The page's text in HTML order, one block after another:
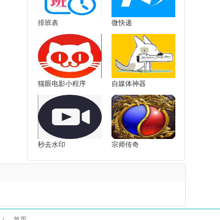
排班表 微快递
猫眼电影小程序 自媒体神器
秒去水印 宗师传奇